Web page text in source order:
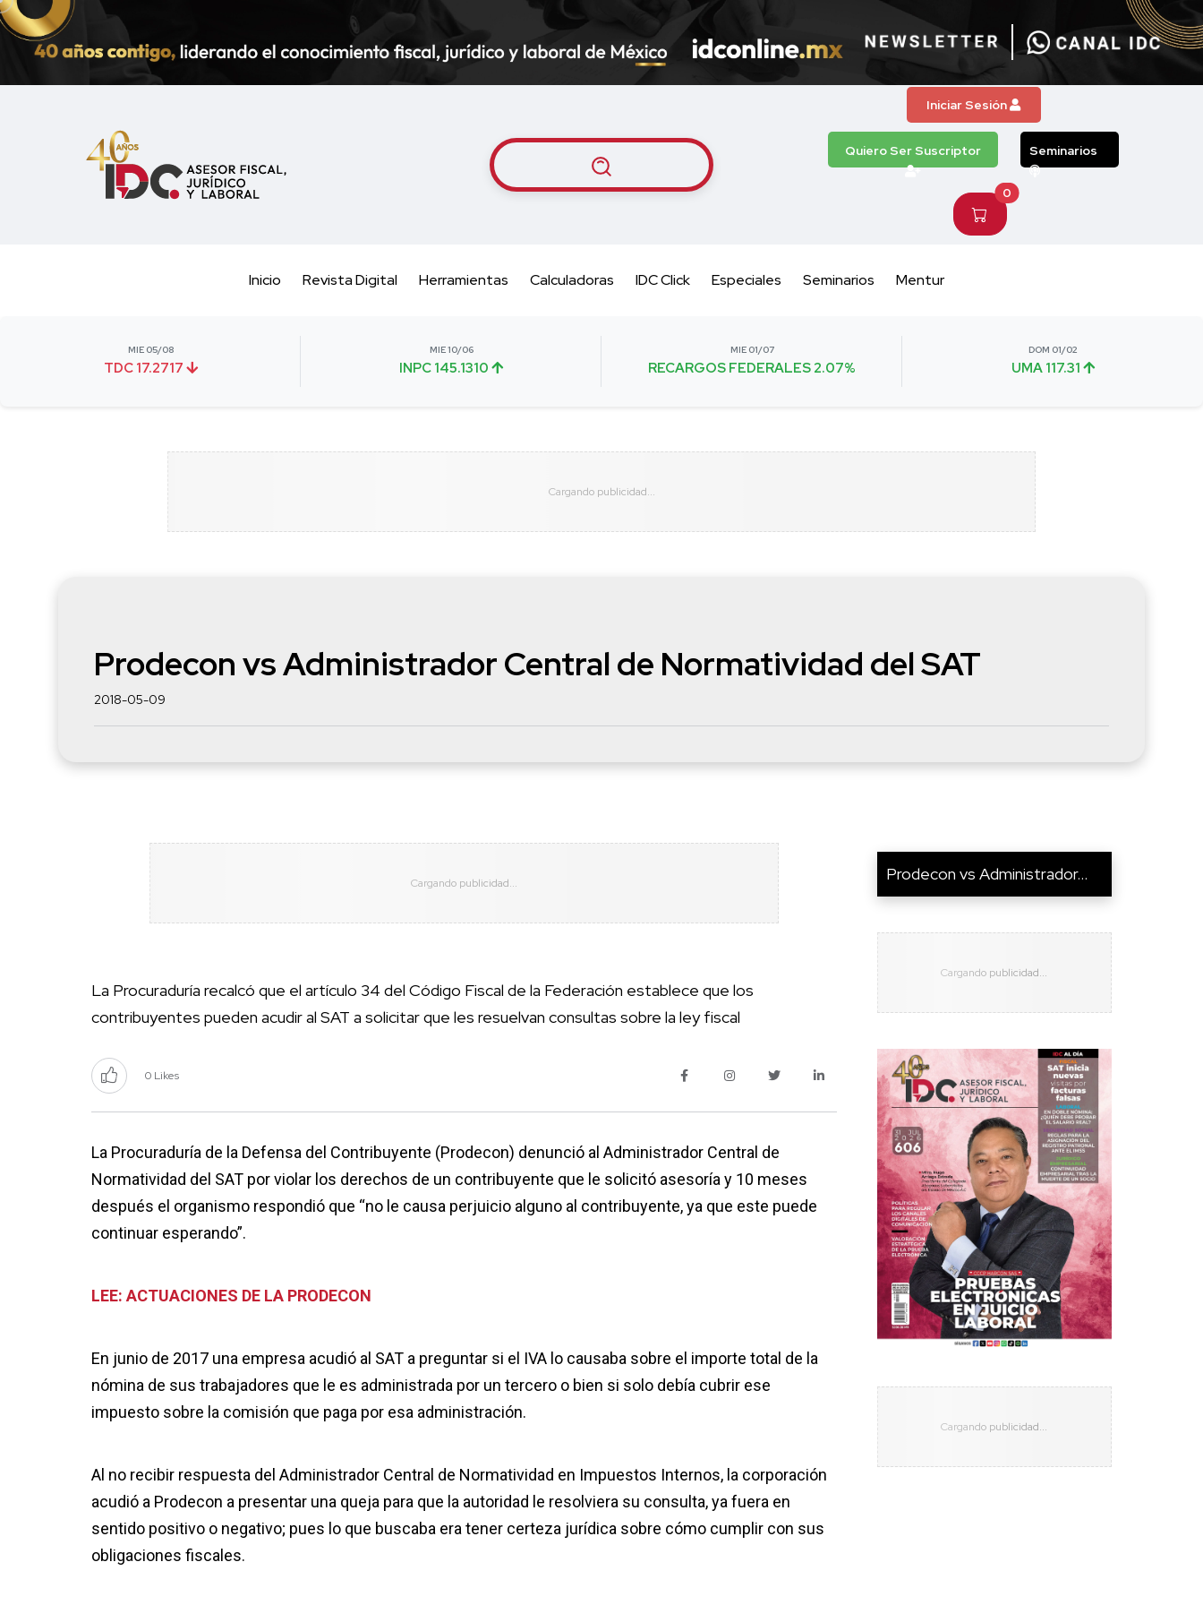
Iniciar Sesión
Quiero Ser Suscriptor Seminarios
0
Inicio Revista Digital Herramientas Calculadoras IDC Click Especiales Seminarios Mentur
MIE 05/08
TDC 17.2717
MIE 10/06
INPC 145.1310
MIE 01/07
RECARGOS FEDERALES 2.07%
DOM 01/02
UMA 117.31
Prodecon vs Administrador Central de Normatividad del SAT
2018-05-09
La Procuraduría recalcó que el artículo 34 del Código Fiscal de la Federación establece que los
contribuyentes pueden acudir al SAT a solicitar que les resuelvan consultas sobre la ley fiscal
0 Likes
La Procuraduría de la Defensa del Contribuyente (Prodecon) denunció al Administrador Central de
Normatividad del SAT por violar los derechos de un contribuyente que le solicitó asesoría y 10 meses
después el organismo respondió que “no le causa perjuicio alguno al contribuyente, ya que este puede
continuar esperando”.
LEE: ACTUACIONES DE LA PRODECON
En junio de 2017 una empresa acudió al SAT a preguntar si el IVA lo causaba sobre el importe total de la
nómina de sus trabajadores que le es administrada por un tercero o bien si solo debía cubrir ese
impuesto sobre la comisión que paga por esa administración.
Al no recibir respuesta del Administrador Central de Normatividad en Impuestos Internos, la corporación
acudió a Prodecon a presentar una queja para que la autoridad le resolviera su consulta, ya fuera en
sentido positivo o negativo; pues lo que buscaba era tener certeza jurídica sobre cómo cumplir con sus
obligaciones fiscales.
Prodecon vs Administrador...